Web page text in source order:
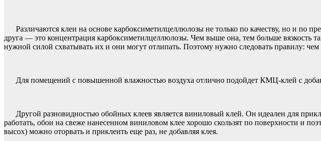
Различаются клеи на основе карбоксиметилцеллюлозы не только по качеству, но и по
друга — это концентрация карбоксиметилцеллюлозы. Чем выше она, тем больше вязкость
нужной силой схватывать их и они могут отлипать. Поэтому нужно следовать правилу:
Для помещений с повышенной влажностью воздуха отлично подойдет КМЦ-клей с
Другой разновидностью обойных клеев является виниловый клей. Он идеален для
работать, обои на свеже нанесенном виниловом клее хорошо скользят по поверхности и
высох) можно оторвать и приклеить еще раз, не добавляя клея.